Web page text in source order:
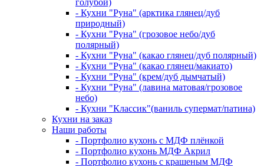
голубой)
- Кухни "Руна" (арктика глянец/дуб
природный)
- Кухни "Руна" (грозовое небо/дуб
полярный)
- Кухни "Руна" (какао глянец/дуб полярный)
- Кухни "Руна" (какао глянец/макиато)
- Кухни "Руна" (крем/дуб дымчатый)
- Кухни "Руна" (лавина матовая/грозовое
небо)
- Кухни "Классик"(ваниль супермат/патина)
Кухни на заказ
Наши работы
- Портфолио кухонь с МДФ плёнкой
- Портфолио кухонь МДФ Акрил
- Портфолио кухонь с крашеным МДФ